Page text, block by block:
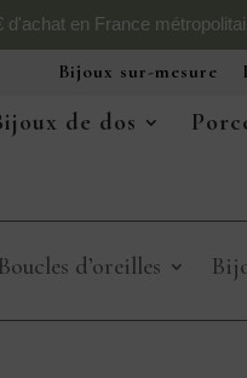
en France
Bijoux sur-mesure
de dos
Boucles d’oreilles